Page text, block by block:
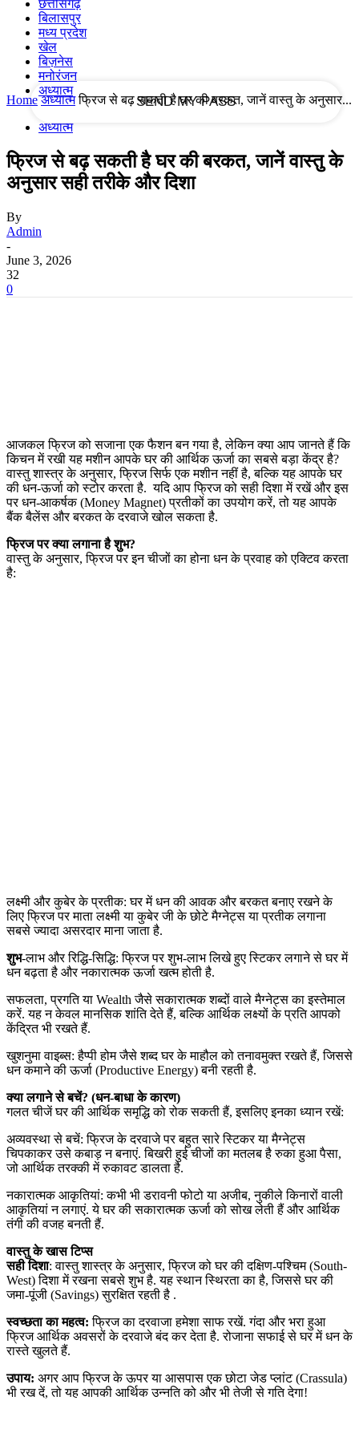
छत्तीसगढ़
बिलासपुर
मध्य प्रदेश
खेल
बिज़नेस
मनोरंजन
अध्यात्म
Home अध्यात्म फ्रिज से बढ़ सकती है घर की बरकत, जानें वास्तु के अनुसार...
अध्यात्म
फ्रिज से बढ़ सकती है घर की बरकत, जानें वास्तु के
अनुसार सही तरीके और दिशा
By
Admin
-
June 3, 2026
32
0
आजकल फ्रिज को सजाना एक फैशन बन गया है, लेकिन क्या आप जानते हैं कि
किचन में रखी यह मशीन आपके घर की आर्थिक ऊर्जा का सबसे बड़ा केंद्र है?
वास्तु शास्त्र के अनुसार, फ्रिज सिर्फ एक मशीन नहीं है, बल्कि यह आपके घर
की धन-ऊर्जा को स्टोर करता है. यदि आप फ्रिज को सही दिशा में रखें और इस
पर धन-आकर्षक (Money Magnet) प्रतीकों का उपयोग करें, तो यह आपके
बैंक बैलेंस और बरकत के दरवाजे खोल सकता है.
फ्रिज पर क्या लगाना है शुभ?
वास्तु के अनुसार, फ्रिज पर इन चीजों का होना धन के प्रवाह को एक्टिव करता
है:
लक्ष्मी और कुबेर के प्रतीक: घर में धन की आवक और बरकत बनाए रखने के
लिए फ्रिज पर माता लक्ष्मी या कुबेर जी के छोटे मैग्नेट्स या प्रतीक लगाना
सबसे ज्यादा असरदार माना जाता है.
शुभ-लाभ और रिद्धि-सिद्धि: फ्रिज पर शुभ-लाभ लिखे हुए स्टिकर लगाने से घर में
धन बढ़ता है और नकारात्मक ऊर्जा खत्म होती है.
सफलता, प्रगति या Wealth जैसे सकारात्मक शब्दों वाले मैग्नेट्स का इस्तेमाल
करें. यह न केवल मानसिक शांति देते हैं, बल्कि आर्थिक लक्ष्यों के प्रति आपको
केंद्रित भी रखते हैं.
खुशनुमा वाइब्स: हैप्पी होम जैसे शब्द घर के माहौल को तनावमुक्त रखते हैं, जिससे
धन कमाने की ऊर्जा (Productive Energy) बनी रहती है.
क्या लगाने से बचें? (धन-बाधा के कारण)
गलत चीजें घर की आर्थिक समृद्धि को रोक सकती हैं, इसलिए इनका ध्यान रखें:
अव्यवस्था से बचें: फ्रिज के दरवाजे पर बहुत सारे स्टिकर या मैग्नेट्स
चिपकाकर उसे कबाड़ न बनाएं. बिखरी हुई चीजों का मतलब है रुका हुआ पैसा,
जो आर्थिक तरक्की में रुकावट डालता है.
नकारात्मक आकृतियां: कभी भी डरावनी फोटो या अजीब, नुकीले किनारों वाली
आकृतियां न लगाएं. ये घर की सकारात्मक ऊर्जा को सोख लेती हैं और आर्थिक
तंगी की वजह बनती हैं.
वास्तु के खास टिप्स
सही दिशा: वास्तु शास्त्र के अनुसार, फ्रिज को घर की दक्षिण-पश्चिम (South-
West) दिशा में रखना सबसे शुभ है. यह स्थान स्थिरता का है, जिससे घर की
जमा-पूंजी (Savings) सुरक्षित रहती है .
स्वच्छता का महत्व: फ्रिज का दरवाजा हमेशा साफ रखें. गंदा और भरा हुआ
फ्रिज आर्थिक अवसरों के दरवाजे बंद कर देता है. रोजाना सफाई से घर में धन के
रास्ते खुलते हैं.
उपाय: अगर आप फ्रिज के ऊपर या आसपास एक छोटा जेड प्लांट (Crassula)
भी रख दें, तो यह आपकी आर्थिक उन्नति को और भी तेजी से गति देगा!